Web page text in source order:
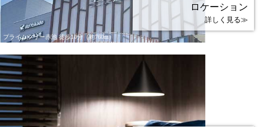
ロケーション
詳しく見る≫
プライムツリー赤池 徒歩10分（約760m）